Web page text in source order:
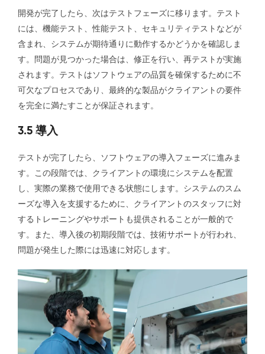
開発が完了したら、次はテストフェーズに移ります。テスト
には、機能テスト、性能テスト、セキュリティテストなどが
含まれ、システムが期待通りに動作するかどうかを確認しま
す。問題が見つかった場合は、修正を行い、再テストが実施
されます。テストはソフトウェアの品質を確保するために不
可欠なプロセスであり、最終的な製品がクライアントの要件
を完全に満たすことが保証されます。
3.5 導入
テストが完了したら、ソフトウェアの導入フェーズに進みま
す。この段階では、クライアントの環境にシステムを配置
し、実際の業務で使用できる状態にします。システムのスム
ーズな導入を支援するために、クライアントのスタッフに対
するトレーニングやサポートも提供されることが一般的で
す。また、導入後の初期段階では、技術サポートが行われ、
問題が発生した際には迅速に対応します。